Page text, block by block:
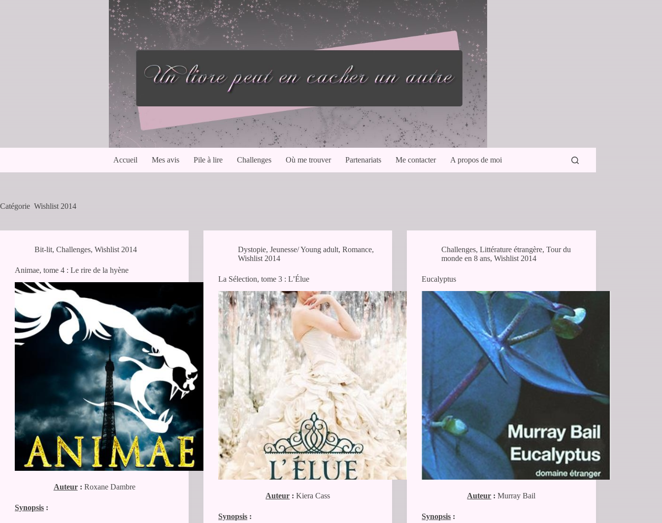
Accueil Mes avis Pile à lire Challenges Où me trouver Partenariats Me contacter A propos de moi
Catégorie Wishlist 2014
Bit-lit, Challenges, Wishlist 2014
Animae, tome 4 : Le rire de la hyène
Auteur: Roxane Dambre
Synopsis :
Dystopie,Jeunesse/ Young adult,Romance,
Wishlist 2014
La Sélection, tome 3 : L’Élue
Auteur : Kiera Cass
Synopsis :
Challenges,Littérature étrangère,Tour du
monde en 8 ans,Wishlist 2014
Eucalyptus
Auteur : Murray Bail
Synopsis :